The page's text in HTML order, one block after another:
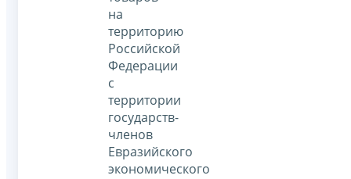
на
территорию
Российской
Федерации
с
территории
государств-
членов
Евразийского
экономического